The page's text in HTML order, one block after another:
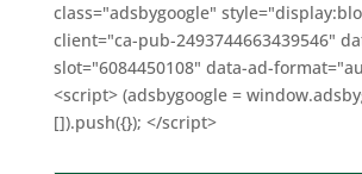
class="adsbygoogle"
client="ca-pub-2493744663439546"
slot="6084450108" data-ad-
<script> (adsbygoogle =
[]).push({}); </script>